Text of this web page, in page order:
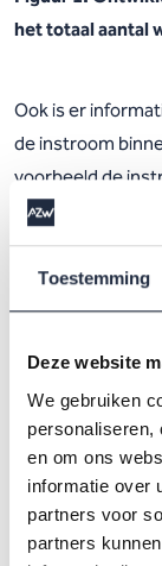
Toestemming
Deze website
We gebruiken
personaliseren,
en om ons
informatie over
partners voor
partners
het totaal aantal
Ook is er
de instroom
voorbeeld de
Ziekenhuizen
(ziekenhuizen) in
mobiliteitsdata
Deze
in de branche
de branche
binnen de